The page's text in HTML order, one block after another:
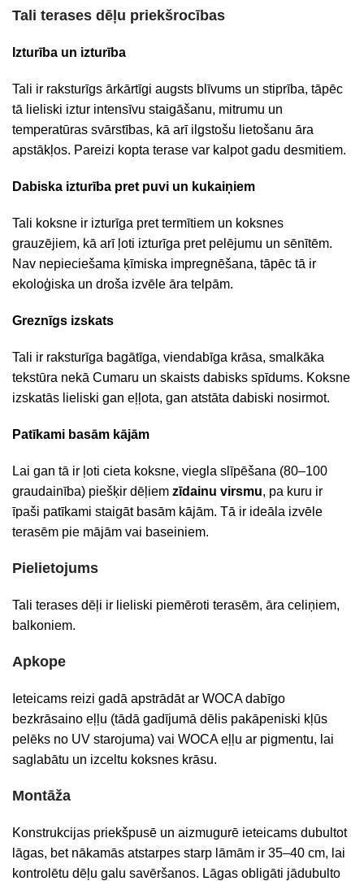
Tali terases dēļu priekšrocības
Izturība un izturība
Tali ir raksturīgs ārkārtīgi augsts blīvums un stiprība, tāpēc
tā lieliski iztur intensīvu staigāšanu, mitrumu un
temperatūras svārstības, kā arī ilgstošu lietošanu āra
apstākļos. Pareizi kopta terase var kalpot gadu desmitiem.
Dabiska izturība pret puvi un kukaiņiem
Tali koksne ir izturīga pret termītiem un koksnes
grauzējiem, kā arī ļoti izturīga pret pelējumu un sēnītēm.
Nav nepieciešama ķīmiska impregnēšana, tāpēc tā ir
ekoloģiska un droša izvēle āra telpām.
Greznīgs izskats
Tali ir raksturīga bagātīga, viendabīga krāsa, smalkāka
tekstūra nekā Cumaru un skaists dabisks spīdums. Koksne
izskatās lieliski gan eļļota, gan atstāta dabiski nosirmot.
Patīkami basām kājām
Lai gan tā ir ļoti cieta koksne, viegla slīpēšana (80–100
graudainība) piešķir dēļiem zīdainu virsmu, pa kuru ir
īpaši patīkami staigāt basām kājām. Tā ir ideāla izvēle
terasēm pie mājām vai baseiniem.
Pielietojums
Tali terases dēļi ir lieliski piemēroti terasēm, āra celiņiem,
balkoniem.
Apkope
Ieteicams reizi gadā apstrādāt ar WOCA dabīgo
bezkrāsaino eļļu (tādā gadījumā dēlis pakāpeniski kļūs
pelēks no UV starojuma) vai WOCA eļļu ar pigmentu, lai
saglabātu un izceltu koksnes krāsu.
Montāža
Konstrukcijas priekšpusē un aizmugurē ieteicams dubultot
lāgas, bet nākamās atstarpes starp lāmām ir 35–40 cm, lai
kontrolētu dēļu galu savēršanos. Lāgas obligāti jādubulto